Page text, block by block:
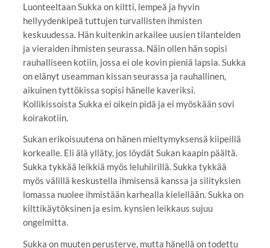
Luonteeltaan Sukka on kiltti, lempeä ja hyvin
hellyydenkipeä tuttujen turvallisten ihmisten
keskuudessa. Hän kuitenkin arkailee uusien tilanteiden
ja vieraiden ihmisten seurassa. Näin ollen hän sopisi
rauhalliseen kotiin, jossa ei ole kovin pieniä lapsia. Sukka
on elänyt useamman kissan seurassa ja rauhallinen,
aikuinen tyttökissa sopisi hänelle kaveriksi.
Kollikissoista Sukka ei oikein pidä ja ei myöskään sovi
koirakotiin.
Sukan erikoisuutena on hänen mieltymyksensä kiipeillä
korkealle. Eli älä ylläty, jos löydät Sukan kaapin päältä.
Sukka tykkää leikkiä myös leluhiirillä. Sukka tykkää
myös välillä keskustella ihmisensä kanssa ja silityksien
lomassa nuolee ihmistään karhealla kielellään. Sukka on
kilttikäytöksinen ja esim. kynsien leikkaus sujuu
ongelmitta.
Sukka on muuten perusterve, mutta hänellä on todettu